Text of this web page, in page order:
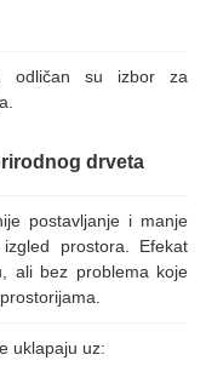
odličan su izbor za
drveta
postavljanje i manje
prostora. Efekat
ali bez problema koje
uklapaju uz: